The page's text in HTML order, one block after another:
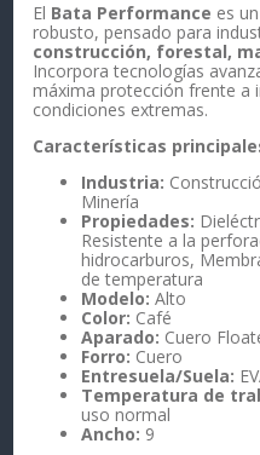
El Bata Performance es
robusto, pensado para
construcción, forestal,
Incorpora tecnologías
máxima protección frente a
condiciones extremas.
Características
Industria:
Minería
Propiedades:
Resistente a la
hidrocarburos,
de temperatura
Modelo: Alto
Color: Café
Aparado: Cuero
Forro: Cuero
Entresuela/Suela:
Temperatura de
uso normal
Ancho: 9